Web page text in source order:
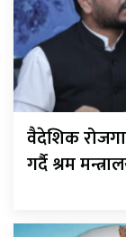
वैदेशिक
गर्दै श्रम